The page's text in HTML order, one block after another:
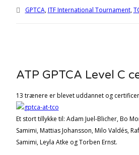
GPTCA,ITF International Tournament,
ATP GPTCA Level C
13 trænere er blevet uddannet og
Et stort tillykke til: Adam Juel-Blicher, Bo
Samimi, Mattias Johansson, Milo Valdés,
Samimi, Leyla Atke og Torben Ernst.